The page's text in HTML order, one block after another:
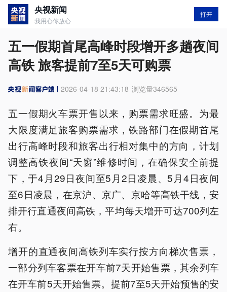
央视新闻
我用心你放心
打开
五一假期首尾高峰时段增开多趟夜间
高铁 旅客提前7至5天可购票
2026-04-18 21:43:18 浏览量346565
五一假期火车票开售以来，购票需求旺盛。为最
大限度满足旅客购票需求，铁路部门在假期首尾
出行高峰时段和旅客出行相对集中的方向，计划
调整高铁夜间“天窗”维修时间，在确保安全前提
下，于4月29日夜间至5月2日凌晨、5月4日夜间
至6日凌晨，在京沪、京广、京哈等高铁干线，安
排开行直通夜间高铁，平均每天增开可达700列左
右。
增开的直通夜间高铁列车实行按方向梯次售票，
一部分列车客票在开车前7天开始售票，其余列车
在开车前5天开始售票。提前7至5天开始预售的安